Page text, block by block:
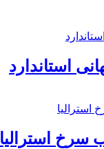
سرخ استرالیا